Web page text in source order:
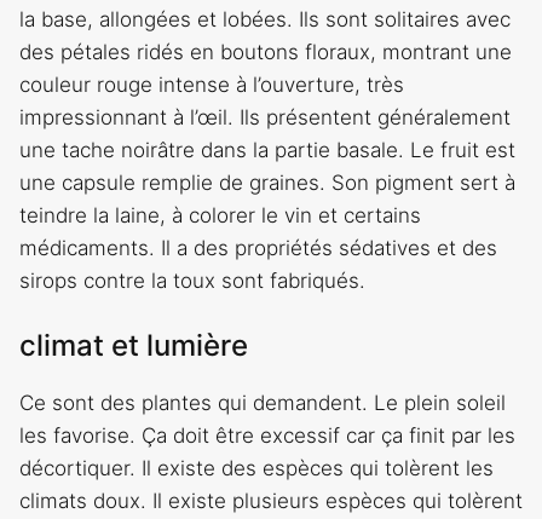
la base, allongées et lobées. Ils sont solitaires avec
des pétales ridés en boutons floraux, montrant une
couleur rouge intense à l’ouverture, très
impressionnant à l’œil. Ils présentent généralement
une tache noirâtre dans la partie basale. Le fruit est
une capsule remplie de graines. Son pigment sert à
teindre la laine, à colorer le vin et certains
médicaments. Il a des propriétés sédatives et des
sirops contre la toux sont fabriqués.
climat et lumière
Ce sont des plantes qui demandent. Le plein soleil
les favorise. Ça doit être excessif car ça finit par les
décortiquer. Il existe des espèces qui tolèrent les
climats doux. Il existe plusieurs espèces qui tolèrent